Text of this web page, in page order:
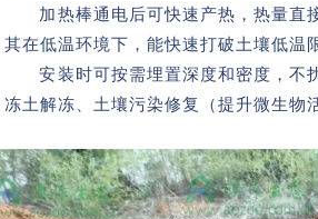
加热棒通电后可快速产热，热量直
其在低温环境下，能快速打破土壤低温
安装时可按需埋置深度和密度，不
冻土解冻、土壤污染修复（提升微生物